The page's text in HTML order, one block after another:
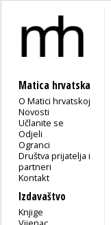
Matica hrvatska
O Matici hrvatskoj
Novosti
Učlanite se
Odjeli
Ogranci
Društva prijatelja i
partneri
Kontakt
Izdavaštvo
Knjige